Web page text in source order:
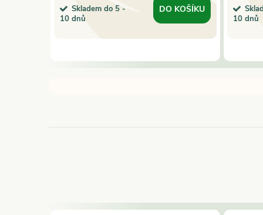
Skladem do 5 -
10 dnů
DO KOŠÍKU
10 dnů